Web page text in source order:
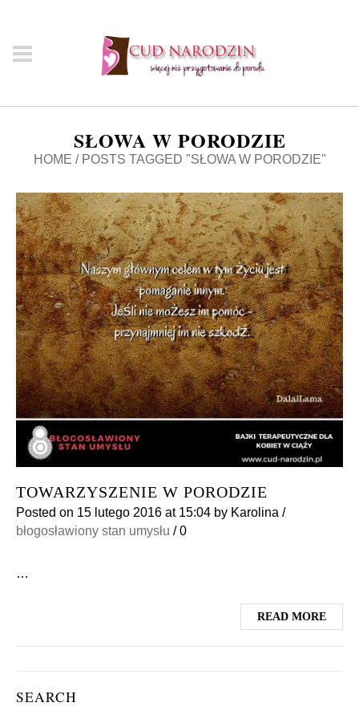
SŁOWA W PORODZIE
HOME / POSTS TAGGED "SŁOWA W PORODZIE"
TOWARZYSZENIE W PORODZIE
Posted on 15 lutego 2016 at 15:04 by Karolina /
błogosławiony stan umysłu /0
…
READ MORE
SEARCH